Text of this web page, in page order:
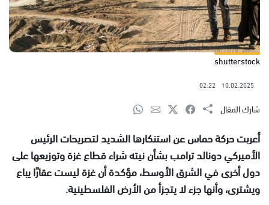
shutterstock
10.02.2025
02:22
شارك المقال
أعربت حركة حماس عن استنكارها الشديد لتصريحات الرئيس
الأميركي دونالد ترامب بشأن نيته شراء قطاع غزة وتوزيعها على
دول أخرى في الشرق الأوسط، مؤكدة أن غزة ليست عقارًا يباع
ويشترى، وأنها جزء لا يتجزأ من الأرض الفلسطينية.